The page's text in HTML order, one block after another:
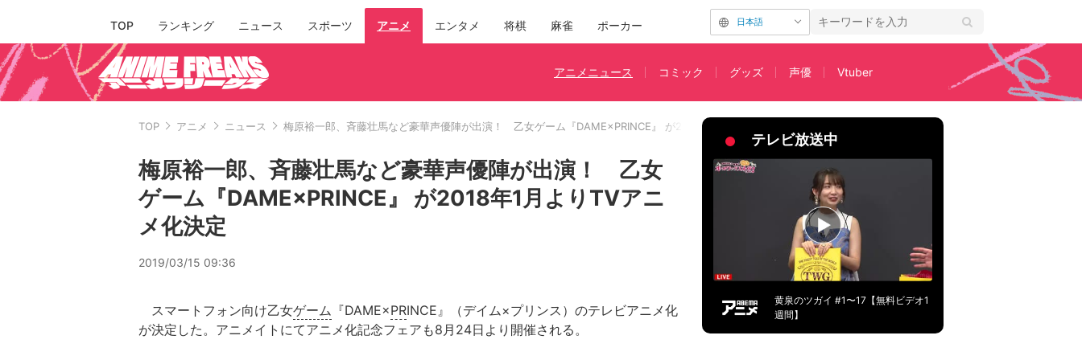
TOP ランキング ニュース スポーツ アニメ エンタメ 将棋 麻雀 ポーカー 日本語
アニメニュース コミック グッズ 声優 Vtuber
TOP アニメ ニュース 梅原裕一郎、斉藤壮馬など豪華声優陣が出演！ 乙女ゲーム『DAME×PRINCE』 が2018年1月よりTVアニメ化決定
梅原裕一郎、斉藤壮馬など豪華声優陣が出演！ 乙女
ゲーム『DAME×PRINCE』 が2018年1月よりTVアニ
メ化決定
2019/03/15 09:36
スマートフォン向け乙女ゲーム 『DAME×PRINCE』（デイム×プリンス）のテレビアニメ化
が決定した。アニメイトにてアニメ化記念フェアも8月24日より開催される。
テレビ放送中
黄泉のツガイ #1〜17【無料ビデオ1
週間】